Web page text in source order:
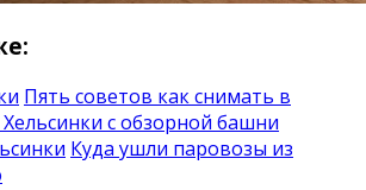
Пять советов как снимать в
с обзорной башни
Куда ушли паровозы из